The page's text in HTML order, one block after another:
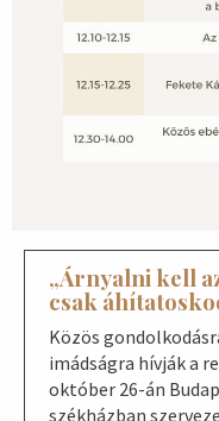
„Árnyalni kell
csak
Közös
imádságra hívják a
október 26-án
székházban